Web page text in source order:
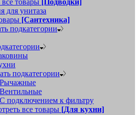
товары [Подводки]
для унитаза
[Сантехника]
подкатегории
подкатегории
Рычажные
Вентильные
С подключением к фильтру
все товары [Для кухни]